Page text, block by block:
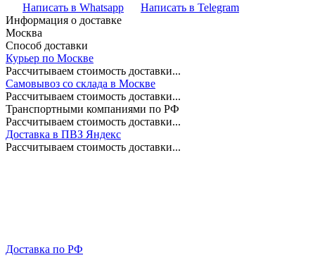
Написать в Whatsapp
Написать в Telegram
Информация о доставке
Москва
Способ доставки
Курьер по Москве
Рассчитываем стоимость доставки...
Самовывоз со склада в Москве
Рассчитываем стоимость доставки...
Транспортными компаниями по РФ
Рассчитываем стоимость доставки...
Доставка в ПВЗ Яндекс
Рассчитываем стоимость доставки...
Доставка по РФ